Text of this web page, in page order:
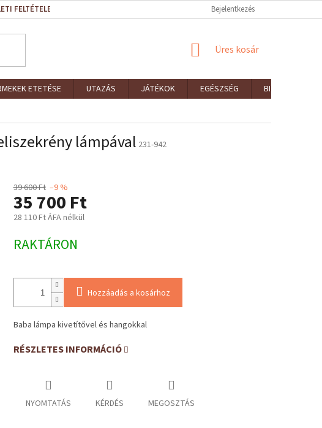
FELTÉTELEK (ÁSZF) REKLAMÁCIÓK ÉS VISSZAKÜLDÉSEKBejelentkezés
KOSÁR
Üres kosár
ETETÉSE UTAZÁS JÁTÉKOK EGÉSZSÉG
BIZTONSÁG
lámpával 231-942
39 600 Ft –9 %
35 700 Ft
28 110 Ft ÁFA nélkül
Egységár:
RAKTÁRON
Hozzáadás a kosárhoz
Baba lámpa kivetítővel és hangokkal
RÉSZLETES INFORMÁCIÓ
NYOMTATÁS KÉRDÉS MEGOSZTÁS